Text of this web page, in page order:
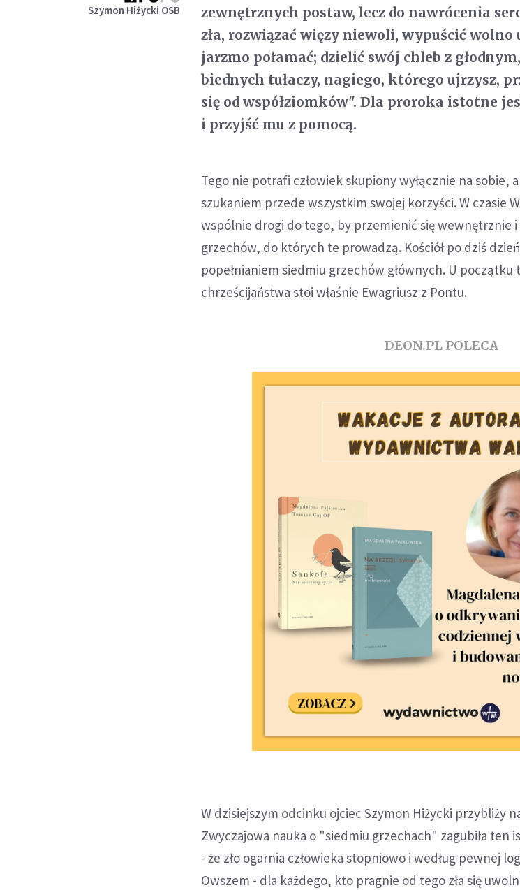
Szymon Hiżycki OSB
zewnętrznych postaw, lecz do nawrócenia
zła, rozwiązać więzy niewoli, wypuścić
jarzmo połamać; dzielić swój chleb z
biednych tułaczy, nagiego, którego ujrzysz,
się od współziomków". Dla proroka istotne
i przyjść mu z pomocą.
Tego nie potrafi człowiek skupiony wyłącznie na sobie,
szukaniem przede wszystkim swojej korzyści. W czasie
wspólnie drogi do tego, by przemienić się wewnętrznie
grzechów, do których te prowadzą. Kościół po dziś
popełnianiem siedmiu grzechów głównych. U początku
chrześcijaństwa stoi właśnie Ewagriusz z Pontu.
DEON.PL POLECA
W dzisiejszym odcinku ojciec Szymon Hiżycki przybliży
Zwyczajowa nauka o "siedmiu grzechach" zagubiła ten
- że zło ogarnia człowieka stopniowo i według pewnej
Owszem - dla każdego, kto pragnie od tego zła się